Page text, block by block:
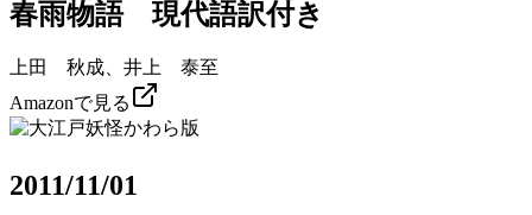
春雨物語 現代語訳付き
上田 秋成、井上 泰至
Amazonで見る
2011/11/01